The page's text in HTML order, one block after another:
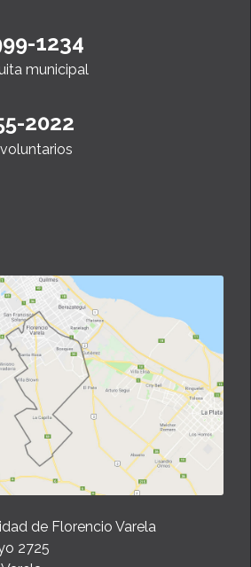
1234
municipal
2022
de Florencio Varela
2725